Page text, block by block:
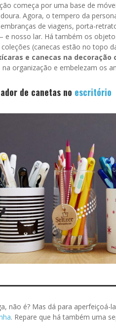
começa por uma base de
Agora, o tempero da
de viagens, porta-
e nosso lar. Há também os
(canecas estão no topo
e canecas na decoração
organização e embelezam os
de canetas no escritório
não é? Mas dá para
. Repare que há também uma